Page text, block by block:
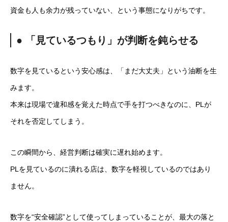
資金も人も余力が残っていない、という事態になりがちです。
● 「見ているつもり」が判断を鈍らせる
数字を見ているという安心感は、「まだ大丈夫」という油断を生
みます。
本来は現場で違和感を覚えた時点で手を打つべきなのに、PLが
それを否定してしまう。
この瞬間から、経営判断は確実に遅れ始めます。
PLを見ているのに潰れる店は、数字を軽視しているのではあり
ません。
数字を“安全確認”として使ってしまっていることが、最大の落と